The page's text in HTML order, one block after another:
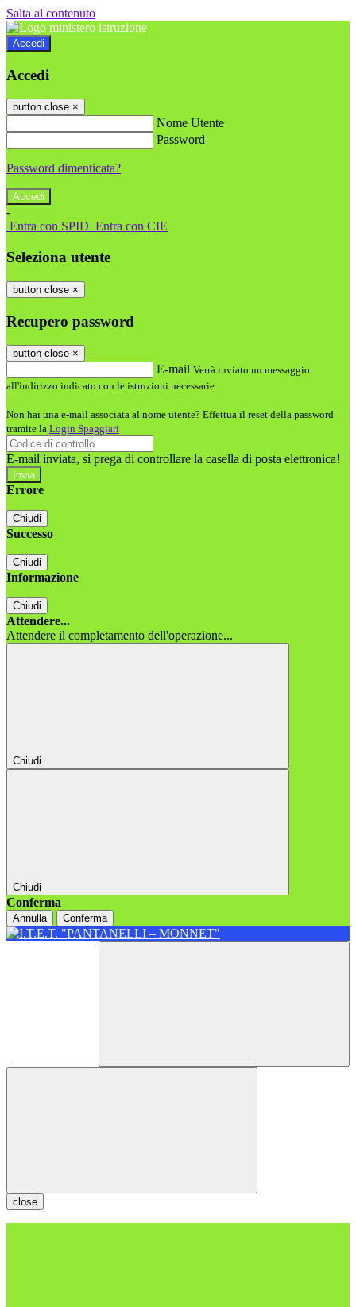
Salta al contenuto
Accedi
Accedi
button close ×
Nome Utente
Password
Password dimenticata?
-
Entra con SPID Entra con CIE
Seleziona utente
button close ×
Recupero password
button close ×
E-mail Verrà inviato un messaggio
all'indirizzo indicato con le istruzioni necessarie.
Non hai una e-mail associata al nome utente? Effettua il reset della password
tramite la Login Spaggiari
E-mail inviata, si prega di controllare la casella di posta elettronica!
Errore
Chiudi
Successo
Chiudi
Informazione
Chiudi
Attendere...
Attendere il completamento dell'operazione...
Chiudi
Chiudi
Conferma
Annulla Conferma
close